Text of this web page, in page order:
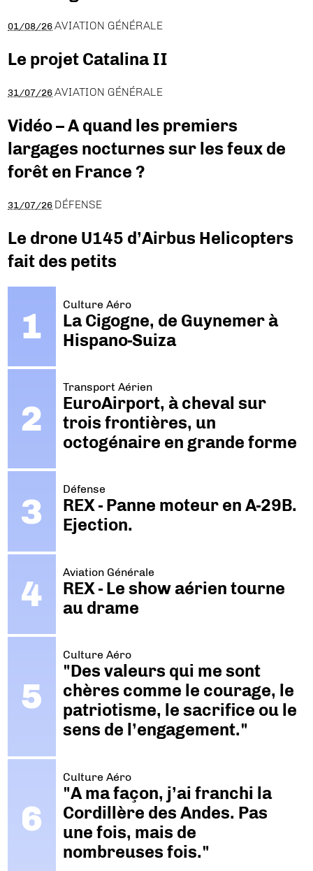
01/08/26 AVIATION GÉNÉRALE
Le projet Catalina II
31/07/26 AVIATION GÉNÉRALE
Vidéo – A quand les premiers
largages nocturnes sur les feux de
forêt en France ?
31/07/26 DÉFENSE
Le drone U145 d’Airbus Helicopters
fait des petits
Culture Aéro
La Cigogne, de Guynemer à
Hispano-Suiza
Transport Aérien
EuroAirport, à cheval sur
trois frontières, un
octogénaire en grande forme
Défense
REX - Panne moteur en A-29B.
Ejection.
Aviation Générale
REX - Le show aérien tourne
au drame
Culture Aéro
"Des valeurs qui me sont
chères comme le courage, le
patriotisme, le sacrifice ou le
sens de l’engagement."
Culture Aéro
"A ma façon, j’ai franchi la
Cordillère des Andes. Pas
une fois, mais de
nombreuses fois."